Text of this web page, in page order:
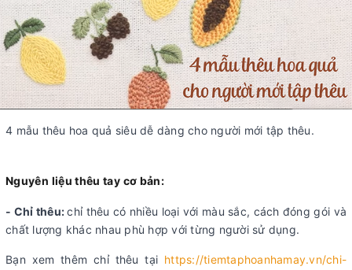
4 mẫu thêu hoa quả siêu dễ dàng cho người mới tập thêu.
Nguyên liệu thêu tay cơ bản:
- Chỉ thêu:chỉ thêu có nhiều loại với màu sắc, cách đóng gói và
chất lượng khác nhau phù hợp với từng người sử dụng.
Bạn xem thêm chỉ thêu tại https://tiemtaphoanhamay.vn/chi-